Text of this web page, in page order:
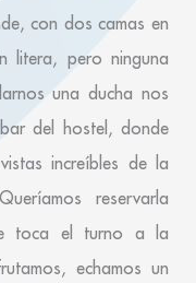
con dos camas en
litera, pero ninguna
una ducha nos
del hostel, donde
increíbles de la
reservarla
toca el turno a la
echamos un